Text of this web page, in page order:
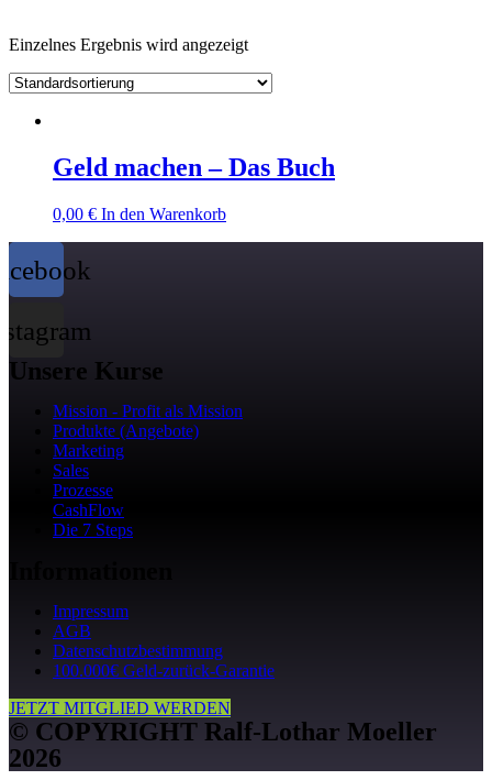
Einzelnes Ergebnis wird angezeigt
Geld machen – Das Buch
0,00 € In den Warenkorb
Unsere Kurse
Mission - Profit als Mission
Produkte (Angebote)
Marketing
Sales
Prozesse
CashFlow
Die 7 Steps
Impressum
AGB
Datenschutzbestimmung
100.000€ Geld-zurück-Garantie
JETZT MITGLIED WERDEN
© COPYRIGHT Ralf-Lothar Moeller
2026